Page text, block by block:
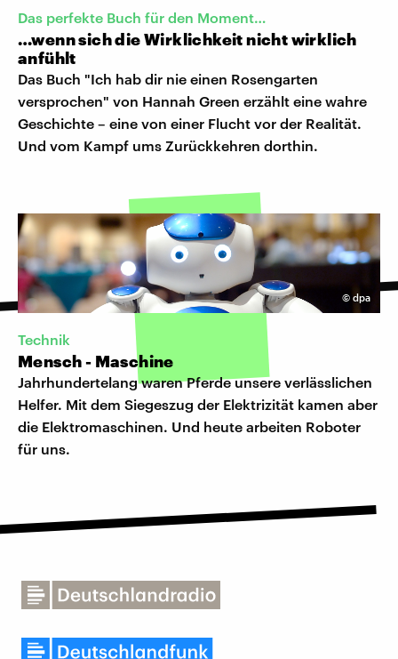
Das perfekte Buch für den Moment…
…wenn sich die Wirklichkeit nicht wirklich
anfühlt
Das Buch "Ich hab dir nie einen Rosengarten
versprochen" von Hannah Green erzählt eine wahre
Geschichte – eine von einer Flucht vor der Realität.
Und vom Kampf ums Zurückkehren dorthin.
© dpa
Technik
Mensch - Maschine
Jahrhundertelang waren Pferde unsere verlässlichen
Helfer. Mit dem Siegeszug der Elektrizität kamen aber
die Elektromaschinen. Und heute arbeiten Roboter
für uns.